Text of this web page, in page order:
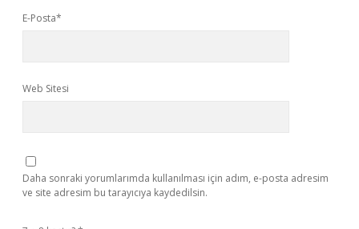
E-Posta*
Web Sitesi
Daha sonraki yorumlarımda kullanılması için adım, e-posta adresim
ve site adresim bu tarayıcıya kaydedilsin.